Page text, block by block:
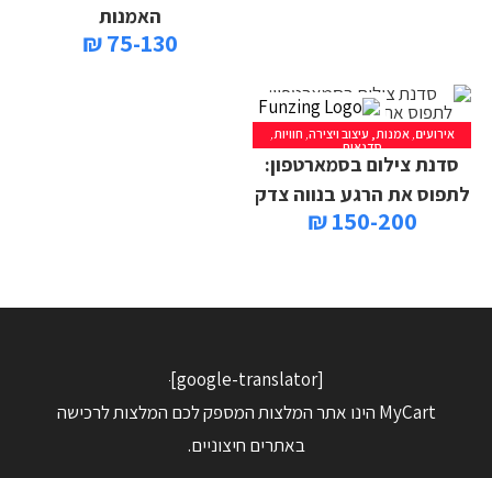
האמנות
75-130 ₪
אירועים,אמנות, עיצוב ויצירה, חוויות,
סדנאות
סדנת צילום בסמארטפון:
לתפוס את הרגע בנווה צדק
150-200 ₪
[google-translator]
MyCart הינו אתר המלצות המספק לכם המלצות לרכישה
באתרים חיצוניים.